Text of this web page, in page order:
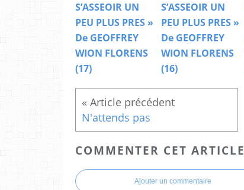
S’ASSEOIR UN
PEU PLUS PRES »
De GEOFFREY
WION FLORENS
(17)
S’ASSEOIR UN
PEU PLUS PRES »
De GEOFFREY
WION FLORENS
(16)
N'attends pas
COMMENTER CET ARTICLE
Ajouter un commentaire